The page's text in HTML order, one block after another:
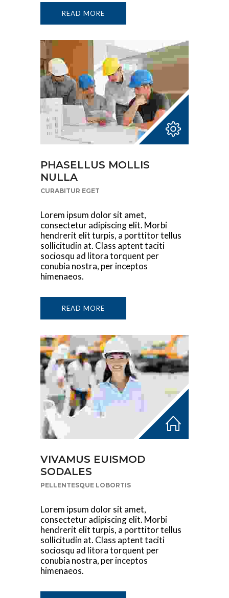
READ MORE
PHASELLUS MOLLIS
NULLA
CURABITUR EGET
Lorem ipsum dolor sit amet,
consectetur adipiscing elit. Morbi
hendrerit elit turpis, a porttitor tellus
sollicitudin at. Class aptent taciti
sociosqu ad litora torquent per
conubia nostra, per inceptos
himenaeos.
READ MORE
VIVAMUS EUISMOD
SODALES
PELLENTESQUE LOBORTIS
Lorem ipsum dolor sit amet,
consectetur adipiscing elit. Morbi
hendrerit elit turpis, a porttitor tellus
sollicitudin at. Class aptent taciti
sociosqu ad litora torquent per
conubia nostra, per inceptos
himenaeos.